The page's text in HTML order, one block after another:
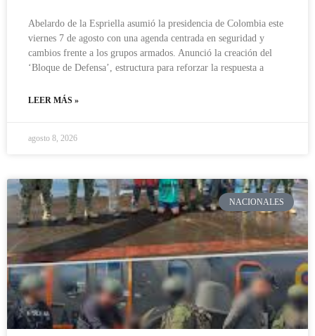
Abelardo de la Espriella asumió la presidencia de Colombia este
viernes 7 de agosto con una agenda centrada en seguridad y
cambios frente a los grupos armados. Anunció la creación del
‘Bloque de Defensa’, estructura para reforzar la respuesta a
LEER MÁS »
agosto 8, 2026
NACIONALES